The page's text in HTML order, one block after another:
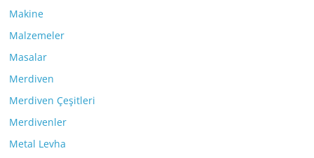
Makine
Malzemeler
Masalar
Merdiven
Merdiven Çeşitleri
Merdivenler
Metal Levha